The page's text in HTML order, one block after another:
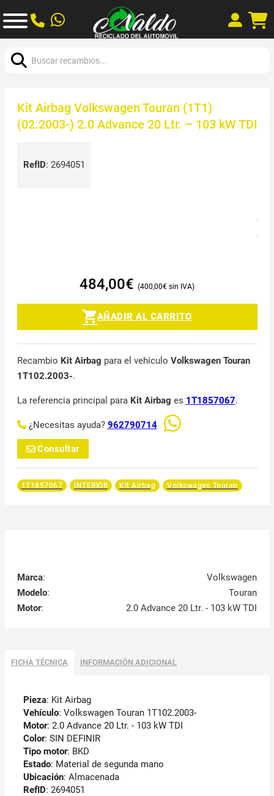
Kit Airbag Volkswagen Touran (1T1)
(02.2003-) 2.0 Advance 20 Ltr. – 103 kW TDI
RefID: 2694051
484,00€ 400,00€
AÑADIR AL CARRITO
Recambio Kit Airbag para el vehículo Volkswagen Touran
1T102.2003-.
La referencia principal para Kit Airbag es 1T1857067.
¿Necesitas ayuda? 962790714
Consultar
1T1857067 INTERIOR Kit Airbag Volkswagen Touran
Marca:
Volkswagen
Modelo:
Touran
Motor: 2.0 Advance 20 Ltr. - 103 kW TDI
FICHA TÉCNICA INFORMACIÓN ADICIONAL
Pieza: Kit Airbag
Vehículo: Volkswagen Touran 1T102.2003-
Motor: 2.0 Advance 20 Ltr. - 103 kW TDI
Color: SIN DEFINIR
Tipo motor: BKD
Estado: Material de segunda mano
Ubicación: Almacenada
RefID: 2694051